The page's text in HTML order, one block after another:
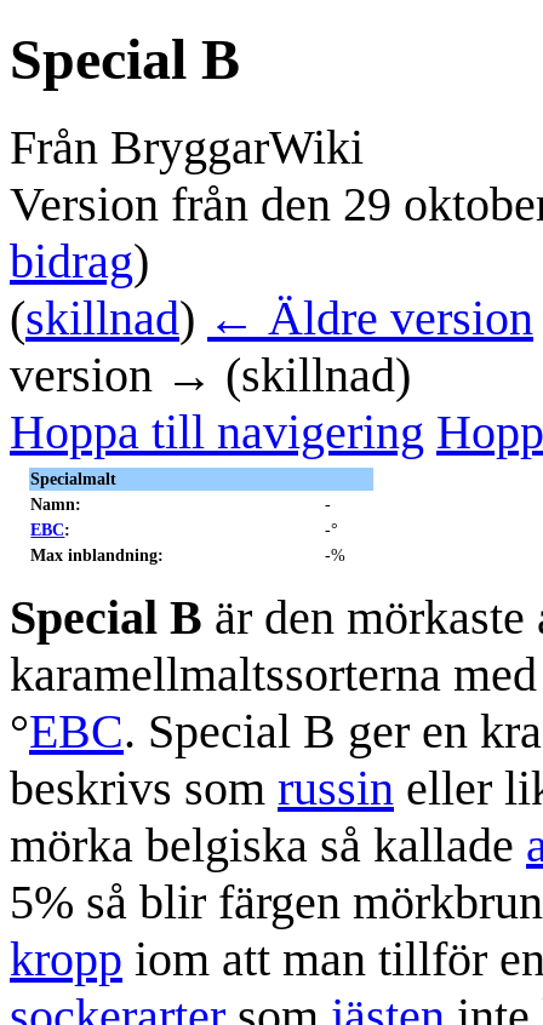
Special B
Från BryggarWiki
Version från den 29
bidrag)
(skillnad) ← Äldre version
version → (skillnad)
Hoppa till navigering
Specialmalt
Namn:
-
EBC:
-°
Max inblandning:
-%
Special B är den
karamellmaltssorterna
°EBC. Special B ger en
beskrivs som russin eller
mörka belgiska så kallade
5% så blir färgen
kropp iom att man tillför